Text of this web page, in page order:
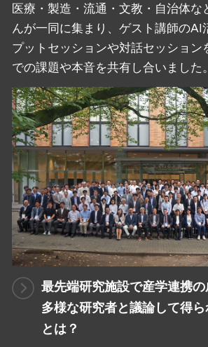
医療・製造・流通・文教・自治体な
んが一同に集まり、ゲスト講師のAI
プットセッションや対話セッション
での課題や本音を共有し合いました。
最先端研究施設で産学連携の
多様な研究者と議論して得ら
とは？